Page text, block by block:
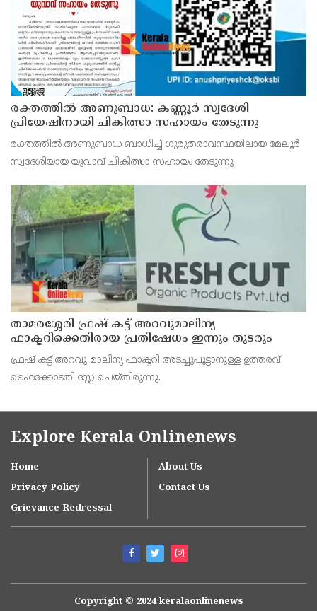
രക്തത്തിൽ അണുബാധ: കണ്ണൂർ സ്വദേശി
പ്രിയേഷിനായി ചികിത്സാ സഹായം തേടുന്നു
രക്തത്തിൽ അണുബാധ ബാധിച്ച് ഗുരുതരാവസ്ഥയിലായ മേലൂർ
സ്വദേശിയായ യുവാവ് ചികിത്സാ സഹായം തേടുന്നു
താമരശ്ശേരി ഫ്രഷ് കട്ട് അറവുമാലിന്യ
ഫാക്ടറിക്കെതിരായ പ്രതിഷേധം ഇന്നും തുടരും
ഫ്രഷ് കട്ട് അറവു മാലിന്യ ഫാക്ടറി അടച്ചുപൂട്ടാനുള്ള ഉത്തരവ്
ഹൈക്കോടതി സ്റ്റേ ചെയ്തിരുന്നു.
Explore Kerala Onlinenews
Home
About Us
Privacy Policy
Contact Us
Grievance Redressal
Copyright © 2024 keralaonlinenews